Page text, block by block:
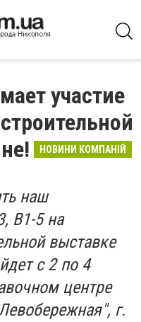
участие
НОВИНИ КОМПАНІЙ
наш
В1-5 на
выставке
с 2 по 4
центре
г.